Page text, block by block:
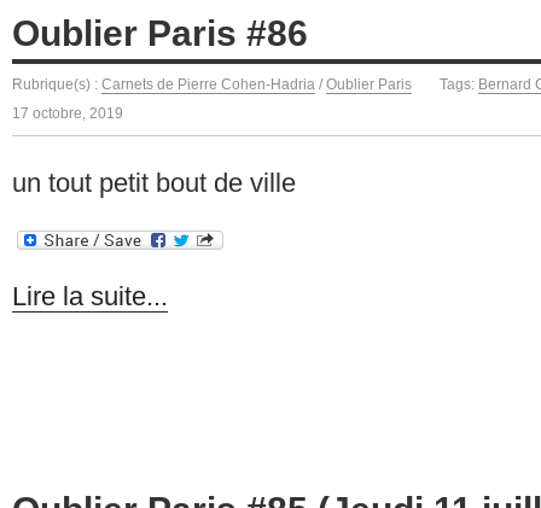
Oublier Paris #86
Rubrique(s) : Carnets de Pierre Cohen-Hadria / Oublier Paris Tags: Bernard
17 octobre, 2019
un tout petit bout de ville
Lire la suite...